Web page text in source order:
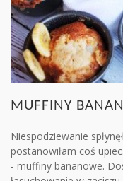
MUFFINY
Niespodziewanie
postanowiłam coś
- muffiny bananowe.